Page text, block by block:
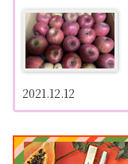
2021.12.12